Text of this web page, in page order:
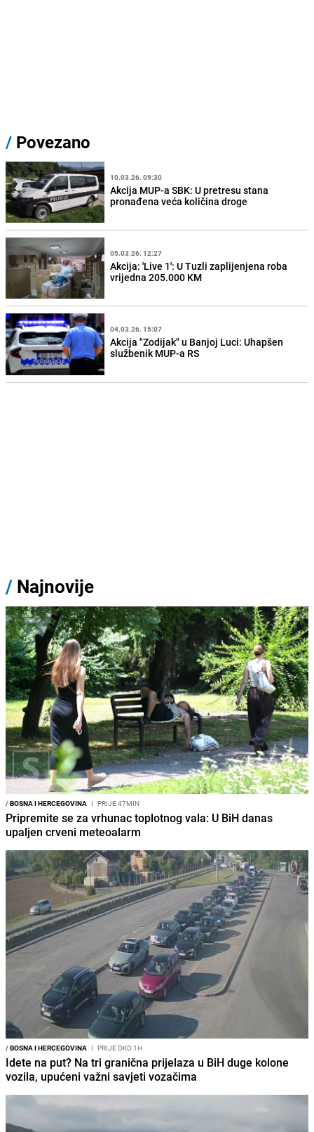
/ Povezano
10.03.26. 09:30
Akcija MUP-a SBK: U pretresu stana
pronađena veća količina droge
05.03.26. 12:27
Akcija: 'Live 1': U Tuzli zaplijenjena roba
vrijedna 205.000 KM
04.03.26. 15:07
Akcija "Zodijak" u Banjoj Luci: Uhapšen
službenik MUP-a RS
/ Najnovije
/BOSNA I HERCEGOVINA I PRIJE 47MIN
Pripremite se za vrhunac toplotnog vala: U BiH danas
upaljen crveni meteoalarm
/BOSNA I HERCEGOVINA I PRIJE OKO 1H
Idete na put? Na tri granična prijelaza u BiH duge kolone
vozila, upućeni važni savjeti vozačima